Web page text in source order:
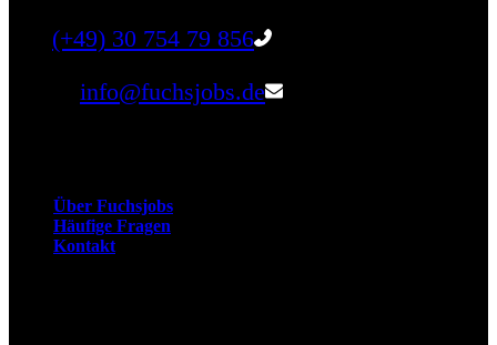
(+49) 30 754 79 856
info@fuchsjobs.de
Über Fuchsjobs
Häufige Fragen
Kontakt